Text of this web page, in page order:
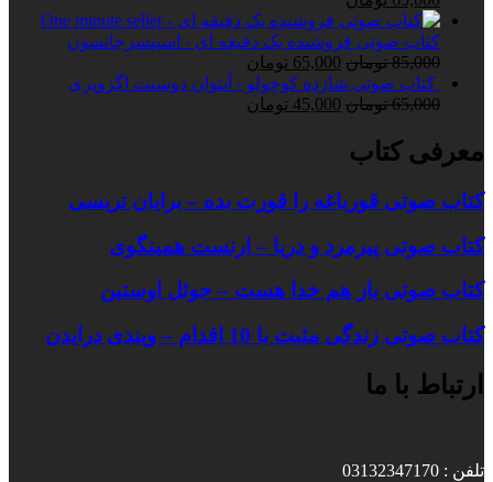
اصلی:
75,000 تومان
بود.
فعلی:
65,000 تومان.
کتاب صوتی فروشنده یک دقیقه ای - اسپنسرجانسون
85,000 تومان قیمت
اصلی:
85,000 تومان
65,000 تومان
فعلی:
کتاب صوتی شازده کوچولو - آنتوان دوسنت اگزوپری
65,000 تومان قیمت
45,000 تومان
معرفی کتاب
کتاب صوتی قورباغه را قورت بده – برایان تریسی
کتاب صوتی پیرمرد و دریا – ارنست همینگوی
کتاب صوتی باز هم خدا هست – جوئل اوستین
کتاب صوتی زندگی مثبت با 10 اقدام – ویندی درایدن
ارتباط با ما
تلفن : 03132347170